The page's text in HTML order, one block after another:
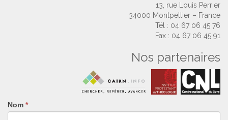
13, rue Louis Perrier
34000 Montpellier – France
Tél : 04 67 06 45 76
Fax : 04 67 06 45 91
Nos partenaires
Nom *
Si
vous